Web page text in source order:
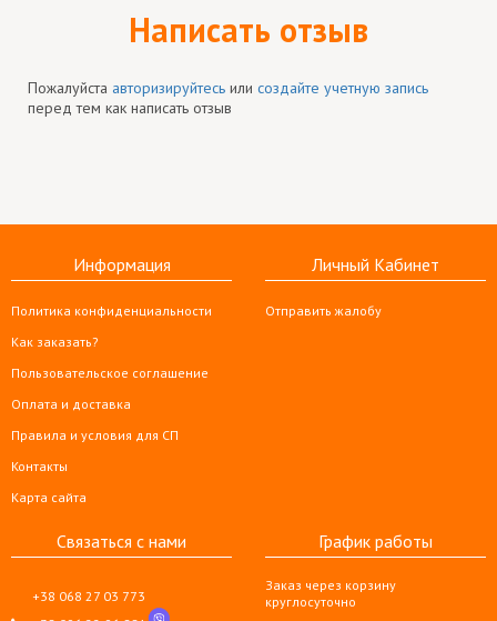
Написать отзыв
Пожалуйста авторизируйтесь или создайте учетную запись
перед тем как написать отзыв
Информация
Политика конфиденциальности
Как заказать?
Пользовательское соглашение
Оплата и доставка
Правила и условия для СП
Контакты
Карта сайта
Личный Кабинет
Отправить жалобу
Связаться с нами
+38 068 27 03 773
График работы
Заказ через корзину
круглосуточно